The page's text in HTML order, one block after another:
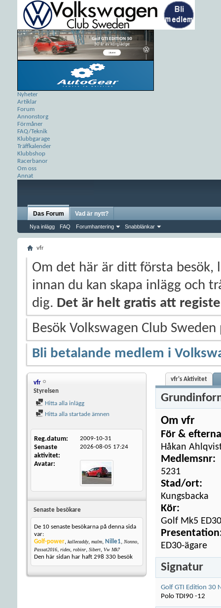
Nyheter
Artiklar
Forum
Annonstorg
Förmåner
FAQ/Teknik
Klubbgarage
Träffkalender
Klubbshop
Racerbanor
Om oss
Annat
Das Forum
Nya inlägg FAQ Forumhantering Snabblänkar
Vad är nytt?
vfr
Om det här är ditt första besök,
innan du kan skapa inlägg och
dig. Det är helt gratis att
Besök Volkswagen Club
Bli betalande medlem i
vfr
Styrelsen
Hitta alla inlägg
Hitta alla startade ämnen
Reg.datum 2009-10-31
Senaste
aktivitet
2026-08-05 17:24
Avatar
Senaste besökare
De 10 senaste besökarna på denna sida
var:
Golf-power, kallecaddy, malm, Nille1, Nonno,
Passat2016, ridex, robinr, Sibert, Vw Mk7
Den här sidan har haft 298 330 besök
vfr's Aktivitet
Om vfr
För &
Håkan
Medlemsnr:
5231
Stad/ort:
Kungsbacka
Kör:
Golf Mk5 ED30
ED30-ägare
Signatur
Golf GTI Edition 30
Polo TDI90 -12